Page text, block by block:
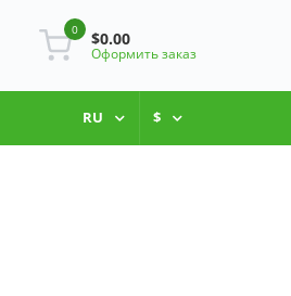
0 $0.00
Оформить заказ
RU $